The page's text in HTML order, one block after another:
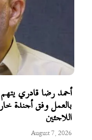
أحمد رضا قادري يتهم
بالعمل وفق أجندة
اللاجئين
August 7, 2026